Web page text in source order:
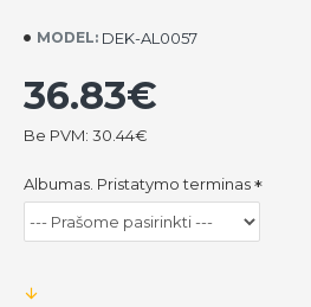
MODEL: DEK-AL0057
36.83€
Be PVM: 30.44€
Albumas. Pristatymo terminas